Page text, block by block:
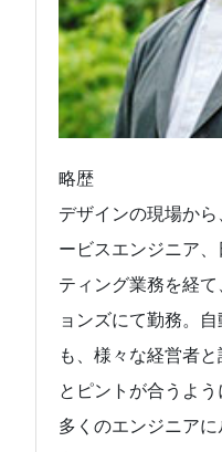
略歴
デザインの現場か
ービスエンジニア
ティング業務を経
ョンズにて勤務。
も、様々な経営者
とピントが合うよ
多くのエンジニア